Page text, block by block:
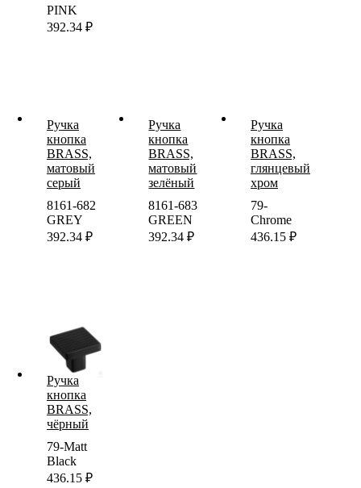
PINK
392.34 ₽
Ручка
кнопка
BRASS,
матовый
серый
8161-682
GREY
392.34 ₽
Ручка
кнопка
BRASS,
матовый
зелёный
8161-683
GREEN
392.34₽
Ручка
кнопка
BRASS,
глянцевый
хром
79-
Chrome
436.15 ₽
Ручка
кнопка
BRASS,
чёрный
79-Matt
Black
436.15 ₽